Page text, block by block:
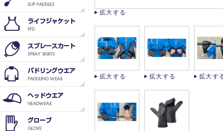
拡大する
拡大する 拡大する 拡大す